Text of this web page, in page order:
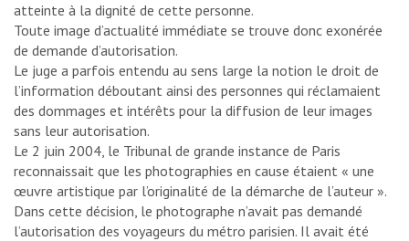
atteinte à la dignité de cette personne.
Toute image d’actualité immédiate se trouve donc exonérée
de demande d’autorisation.
Le juge a parfois entendu au sens large la notion le droit de
l’information déboutant ainsi des personnes qui réclamaient
des dommages et intérêts pour la diffusion de leur images
sans leur autorisation.
Le 2 juin 2004, le Tribunal de grande instance de Paris
reconnaissait que les photographies en cause étaient « une
œuvre artistique par l’originalité de la démarche de l’auteur ».
Dans cette décision, le photographe n’avait pas demandé
l’autorisation des voyageurs du métro parisien. Il avait été